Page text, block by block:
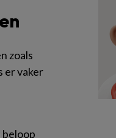
zoals
er vaker